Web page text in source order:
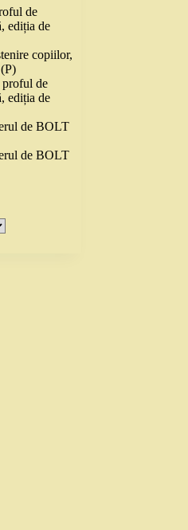
de
ediția de
copiilor,
de
ediția de
de BOLT
de BOLT